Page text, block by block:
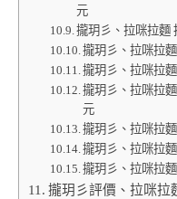
元
攏玥彡、拉咪拉麵
攏玥彡、拉咪拉
攏玥彡、拉咪拉
攏玥彡、拉咪拉
元
攏玥彡、拉咪拉
攏玥彡、拉咪拉
攏玥彡、拉咪拉
攏玥彡評價、拉咪拉